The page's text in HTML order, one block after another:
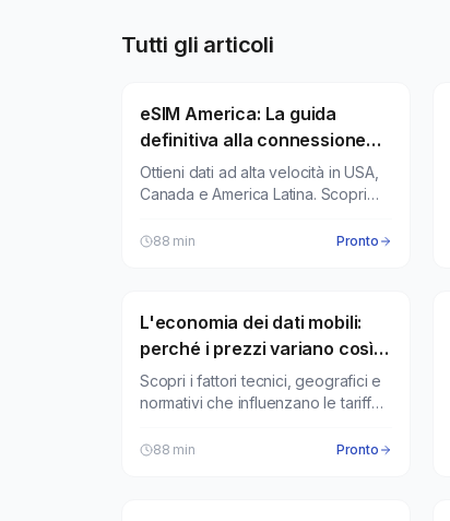
Tutti gli articoli
Piani dati eSIM
eSIM America: La guida
definitiva alla connessione
per USA, Nord America e
America Latina
Ottieni dati ad alta velocità in USA,
Canada e America Latina. Scopri
istantaneamente la tua eSIM.
88 min Pronto
Ricerca eSIMfo
L'economia dei dati mobili:
perché i prezzi variano così
tanto?
Scopri i fattori tecnici, geografici e
normativi che influenzano le tariffe
88 min Pronto